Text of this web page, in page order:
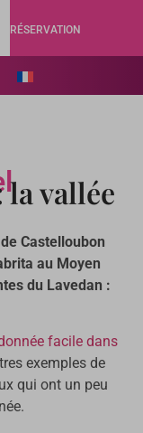
RÉSERVATION
vallée
Castelloubon
au Moyen
du Lavedan :
facile dans
exemples de
qui ont un peu